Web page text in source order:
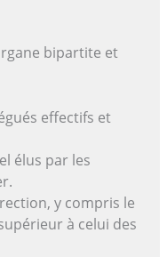
bipartite et
effectifs et
élus par les
y compris le
à celui des